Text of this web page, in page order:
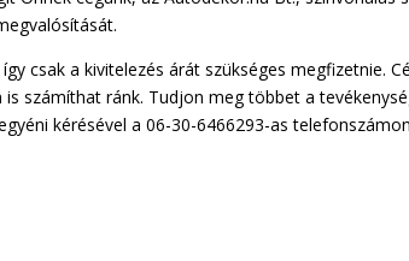
csak a kivitelezés árát szükséges megfizetnie.
számíthat ránk. Tudjon meg többet a
kérésével a 06-30-6466293-as